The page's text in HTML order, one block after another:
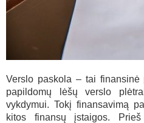
Verslo paskola – tai finansinė
papildomų lėšų verslo
vykdymui. Tokį finansavimą
kitos finansų įstaigos.